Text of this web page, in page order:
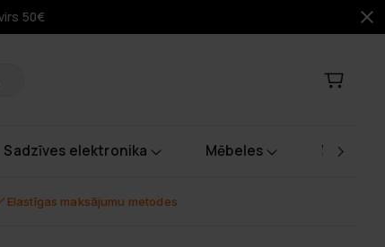
50€
Sadzīves elektronika Mēbeles
Elastīgas maksājumu metodes